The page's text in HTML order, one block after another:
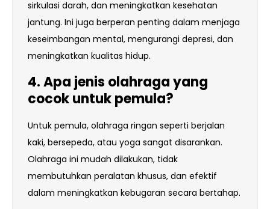
sirkulasi darah, dan meningkatkan kesehatan
jantung. Ini juga berperan penting dalam menjaga
keseimbangan mental, mengurangi depresi, dan
meningkatkan kualitas hidup.
4. Apa jenis olahraga yang
cocok untuk pemula?
Untuk pemula, olahraga ringan seperti berjalan
kaki, bersepeda, atau yoga sangat disarankan.
Olahraga ini mudah dilakukan, tidak
membutuhkan peralatan khusus, dan efektif
dalam meningkatkan kebugaran secara bertahap.